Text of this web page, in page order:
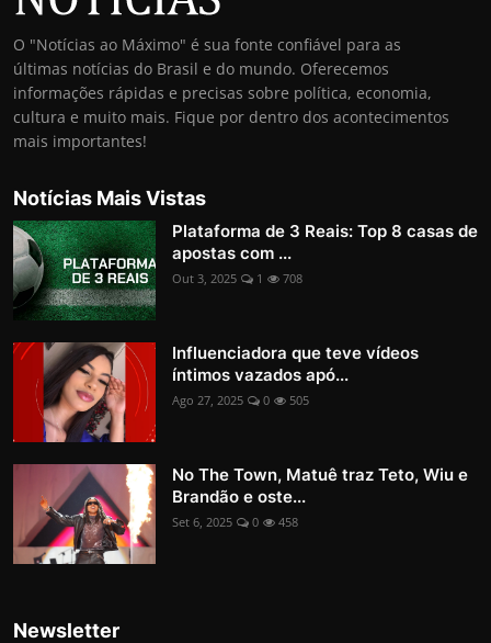
O "Notícias ao Máximo" é sua fonte confiável para as
últimas notícias do Brasil e do mundo. Oferecemos
informações rápidas e precisas sobre política, economia,
cultura e muito mais. Fique por dentro dos acontecimentos
mais importantes!
Notícias Mais Vistas
Plataforma de 3 Reais: Top 8 casas de
apostas com ...
Out 3, 2025 1 708
Influenciadora que teve vídeos
íntimos vazados apó...
Ago 27, 2025 0 505
No The Town, Matuê traz Teto, Wiu e
Brandão e oste...
Set 6, 2025 0 458
Newsletter